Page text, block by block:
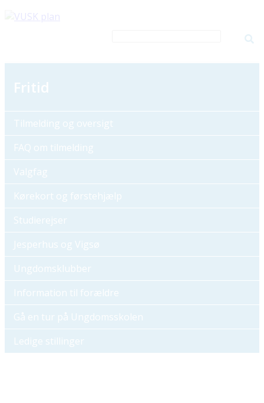
Fritid
Tilmelding og oversigt
FAQ om tilmelding
Valgfag
Kørekort og førstehjælp
Studierejser
Jesperhus og Vigsø
Ungdomsklubber
Information til forældre
Gå en tur på Ungdomsskolen
Ledige stillinger